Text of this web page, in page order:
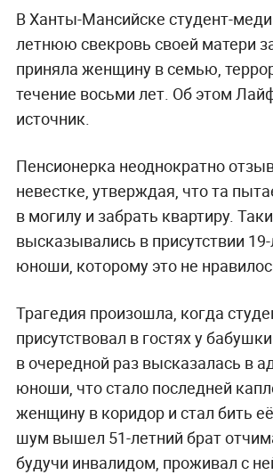
В Ханты-Мансийске студент-
летнюю свекровь своей матери
приняла женщину в семью,
течение восьми лет. Об этом
источник.
Пенсионерка неоднократно
невестке, утверждая, что та
в могилу и забрать квартиру.
высказывались в присутствии
юноши, которому это не
Трагедия произошла, когда
присутствовал в гостях у
в очередной раз высказалась в
юноши, что стало последней
женщину в коридор и стал бить
шум вышел 51-летний брат
будучи инвалидом, проживал с